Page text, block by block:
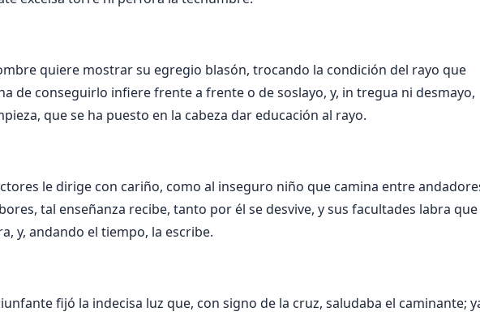
quiere mostrar su egregio blasón, trocando la condición del rayo que
de conseguirlo infiere frente a frente o de soslayo, y, in tregua ni desmayo,
que se ha puesto en la cabeza dar educación al rayo.
le dirige con cariño, como al inseguro niño que camina entre
tal enseñanza recibe, tanto por él se desvive, y sus facultades labra que
y, andando el tiempo, la escribe.
fijó la indecisa luz que, con signo de la cruz, saludaba el caminante;